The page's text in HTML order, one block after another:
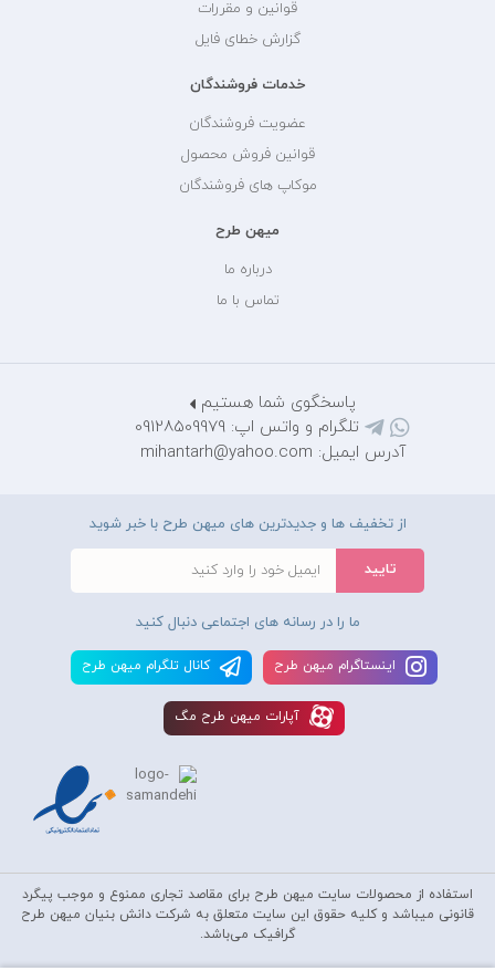
قوانین و مقررات
گزارش خطای فایل
خدمات فروشندگان
عضویت فروشندگان
قوانین فروش محصول
موکاپ های فروشندگان
میهن طرح
درباره ما
تماس با ما
پاسخگوی شما هستیم
تلگرام و واتس اپ: 09128509979
آدرس ایمیل: mihantarh@yahoo.com
از تخفیف ها و جدیدترین های میهن طرح با خبر شوید
ما را در رسانه های اجتماعی دنبال کنید
اينستاگرام ميهن طرح کانال تلگرام ميهن طرح
آپارات ميهن طرح مگ
استفاده از محصولات سايت میهن طرح برای مقاصد تجاری ممنوع و موجب پیگرد
قانونی میباشد و کليه حقوق اين سايت متعلق به شرکت دانش بنیان میهن طرح
گرافیک می‌باشد.